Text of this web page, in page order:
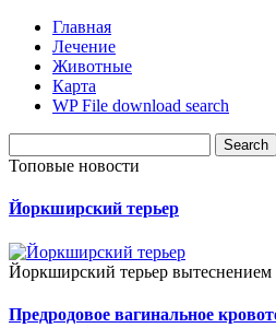
Главная
Лечение
Животные
Карта
WP File download search
Топовые новости
Йоркширский терьер
Йоркширский терьер
Предродовое вагинальное